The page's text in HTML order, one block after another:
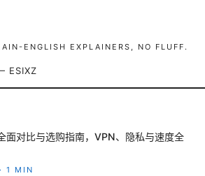
ENGLISH EXPLAINERS, NO FLUFF.
ESIXZ
面对比与选购指南，VPN、隐私与速度全
· 1 MIN